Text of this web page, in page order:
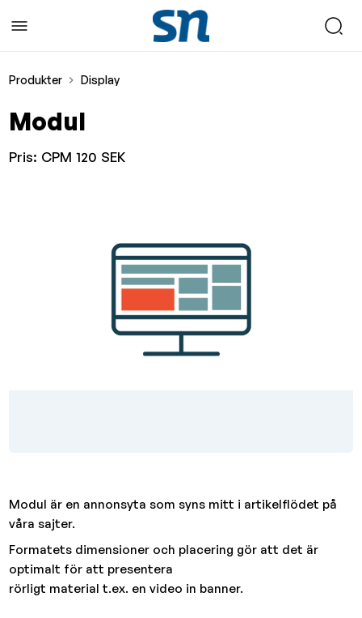
Produkter Display
Modul
Pris: CPM 120 SEK
Modul är en annonsyta som syns mitt i artikelflödet på
våra sajter.
Formatets dimensioner och placering gör att det är
optimalt för att presentera
rörligt material t.ex. en video in banner.